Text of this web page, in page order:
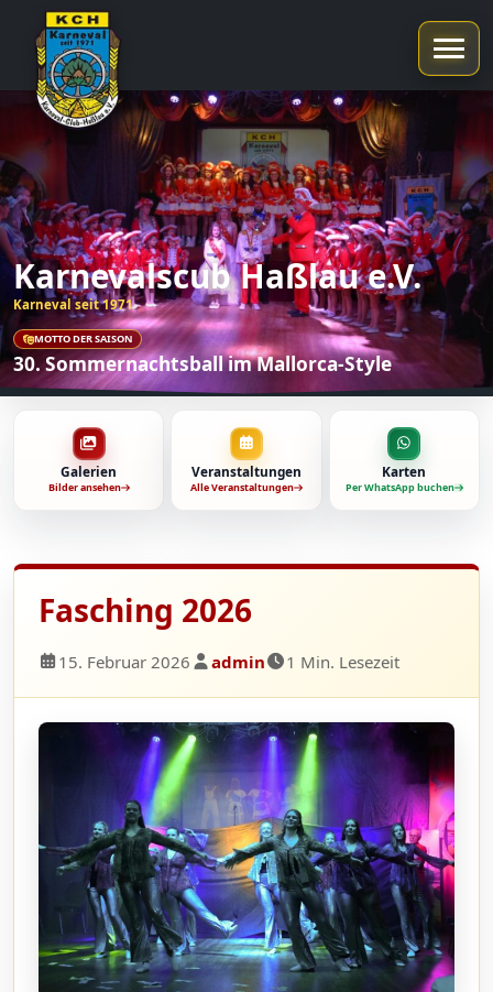
Karnevalscub Haßlau e.V.
Karneval seit 1971
MOTTO DER SAISON
30. Sommernachtsball im Mallorca-Style
Galerien
Bilder ansehen
Veranstaltungen
Alle Veranstaltungen
Karten
Per WhatsApp buchen
Fasching 2026
15. Februar 2026 admin 1 Min. Lesezeit